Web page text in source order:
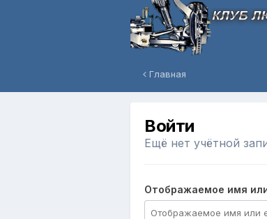
Главная
Войти
Ещё нет учётной
Отображаемое имя